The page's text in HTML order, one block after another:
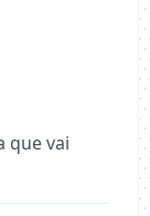
que vai